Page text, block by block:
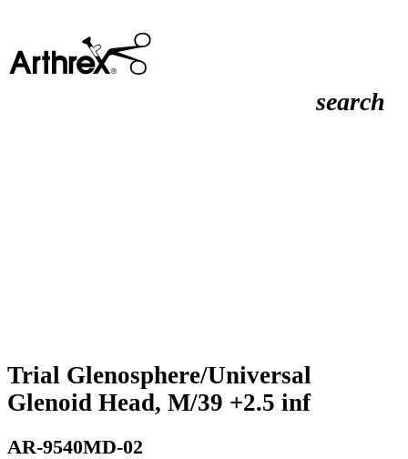
search
Trial Glenosphere/Universal
Glenoid Head, M/39 +2.5 inf
AR-9540MD-02